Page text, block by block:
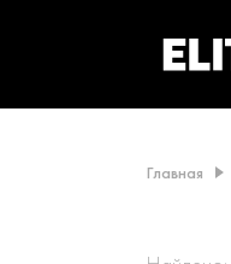
Главная